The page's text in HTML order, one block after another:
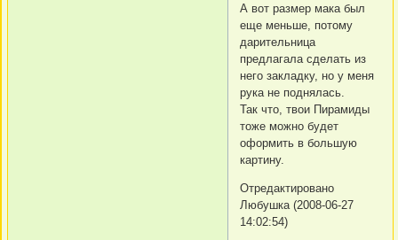
А вот размер мака был
еще меньше, потому
дарительница
предлагала сделать из
него закладку, но у меня
рука не поднялась.
Так что, твои Пирамиды
тоже можно будет
оформить в большую
картину.
Отредактировано
Любушка (2008-06-27
14:02:54)